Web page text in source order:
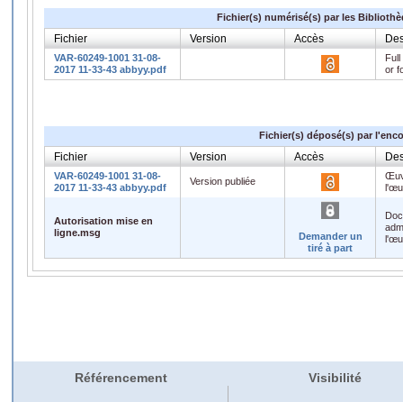
Fichier(s) numérisé(s) par les
Fichier Version Accès
VAR-60249-1001 31-08-
2017 11-33-43 abbyy.pdf
or
Fichier(s) déposé(s) par
Fichier Version Accès
VAR-60249-1001 31-08-
2017 11-33-43 abbyy.pdf
Version publiée
Autorisation mise en
ligne.msg
Demander un
tiré à part
Référencement Visibilité